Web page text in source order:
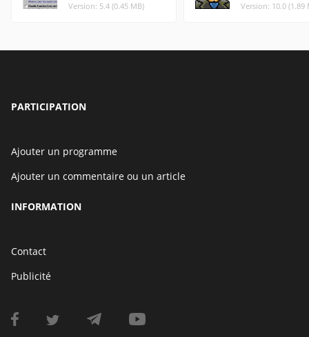
Version: 5.4 (0.45 MB) Version: 10.0 (1.89
PARTICIPATION
Ajouter un programme
Ajouter un commentaire ou un article
INFORMATION
Contact
Publicité